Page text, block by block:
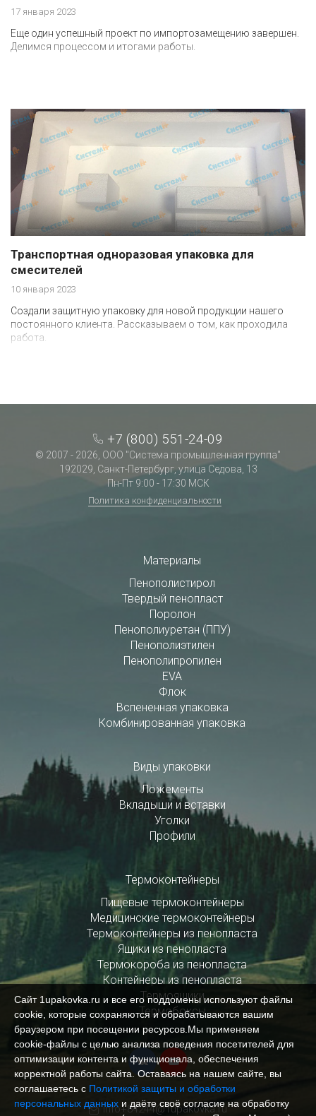
17 января 2023
Еще один успешный проект по импортозамещению завершен.
Делимся процессом и итогами работы.
Транспортная одноразовая упаковка для
смесителей
10 января 2023
Создали защитную упаковку для новой продукции нашего
постоянного клиента. Рассказываем о том, как проходила
работа.
+7 (800) 551-24-09
© 2007 - 2026, ООО "Система промышленная группа"
192029, Санкт-Петербург, улица Седова, 13
Пн-Пт 9:00 - 17:30 МСК
Политика конфиденциальности
Материалы
Пенополистирол
Твердый пенопласт
Поролон
Пенополиуретан (ППУ)
Пенополиэтилен
Пенополипропилен
EVA
Флок
Вспененная упаковка
Комбинированная упаковка
Виды упаковки
Ложементы
Вкладыши и вставки
Уголки
Профили
Термоконтейнеры
Пищевые термоконтейнеры
Медицинские термоконтейнеры
Термоконтейнеры из пенопласта
Ящики из пенопласта
Термокороба из пенопласта
Контейнеры из пенопласта
Термоящики
Термобоксы
info+84244@1upakovka.ru
Сайт 1upakovka.ru и все его поддомены используют файлы
cookie, которые сохраняются и обрабатываются вашим
браузером при посещении ресурсов.Мы применяем
cookie‑файлы с целью анализа поведения посетителей для
оптимизации контента и функционала, обеспечения
корректной работы сайта. Оставаясь на нашем сайте, вы
соглашаетесь с Политикой защиты и обработки
персональных данных и даёте своё согласие на обработку